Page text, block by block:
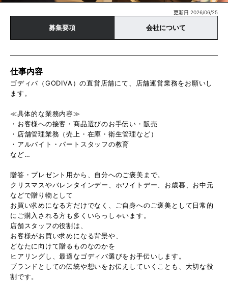
更新日 2026/06/25
募集要項 会社について
仕事内容
ゴディバ（GODIVA）の直営店舗にて、店舗運営業務をお願いし
ます。
≪具体的な業務内容≫
・お客様への接客・商品選びのお手伝い・販売
・店舗管理業務（売上・在庫・衛生管理など）
・アルバイト・パートスタッフの教育
など…
贈答・プレゼント用から、自分へのご褒美まで。
クリスマスやバレンタインデー、ホワイトデー、お歳暮、お中元
などで贈り物として
お買い求めになる方だけでなく、ご自身へのご褒美として日常的
にご購入される方も多くいらっしゃいます。
店舗スタッフの役割は、
お客様がお買い求めになる背景や、
どなたに向けて贈るものなのかを
ヒアリングし、最適なゴディバ選びをお手伝いします。
ブランドとしての伝統や想いをお伝えしていくことも、大切な役
割です。